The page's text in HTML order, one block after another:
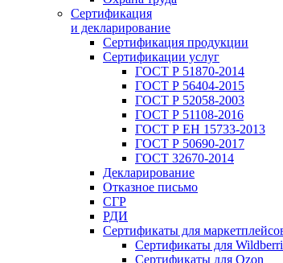
Сертификация
и декларирование
Сертификация продукции
Сертификации услуг
ГОСТ Р 51870-2014
ГОСТ Р 56404-2015
ГОСТ Р 52058-2003
ГОСТ Р 51108-2016
ГОСТ Р ЕН 15733-2013
ГОСТ Р 50690-2017
ГОСТ 32670-2014
Декларирование
Отказное письмо
СГР
РДИ
Сертификаты для
Сертификаты для
Сертификаты для Ozon